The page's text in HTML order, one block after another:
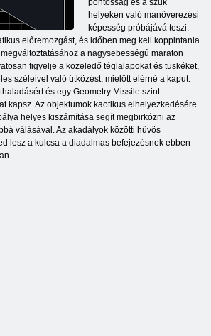
pontosság és a szűk
helyeken való manőverezési
képesség próbájává teszi.
előremozgást, és időben meg kell koppintania
a nagysebességű maraton
figyelje a közeledő téglalapokat és tüskéket,
széleivel való ütközést, mielőtt elérné a kaput.
és egy Geometry Missile szint
kapsz. Az objektumok kaotikus elhelyezkedésére
helyes kiszámítása segít megbirkózni az
válásával. Az akadályok közötti hűvös
lesz a kulcsa a diadalmas befejezésnek ebben